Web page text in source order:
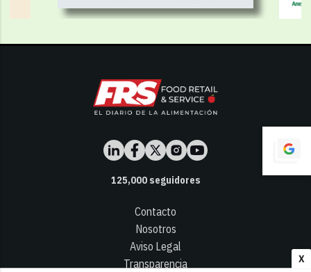
X
125,000seguidores
Contacto
Nosotros
Aviso Legal
Transparencia